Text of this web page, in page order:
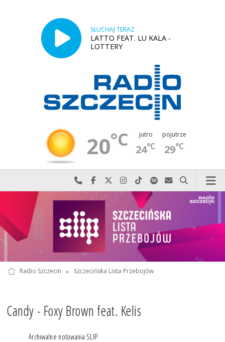
SŁUCHAJ TERAZ
LATTO FEAT. LU KALA -
LOTTERY
20°C jutro
24°C
pojutrze
29°C
Najlepiej po prostu do nas zadzwoń
Odwiedź nas na Facebook-u
Odwiedź nas na X
Odwiedź nas na Instagram-ie
Odwiedź nas na TikTok-u
Szukaj nas na Spotify
Wyślij do nas
Szukaj
Radio Szczecin » Szczecińska Lista Przebojów
Candy - Foxy Brown feat. Kelis
Archiwalne notowania SLIP